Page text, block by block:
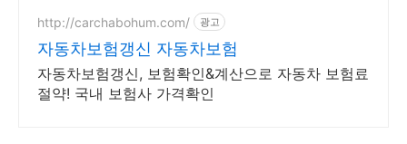
http://carchabohum.com/ 광고
자동차보험갱신 자동차보험
자동차보험갱신, 보험확인&계산으로 자동차 보험료
절약! 국내 보험사 가격확인